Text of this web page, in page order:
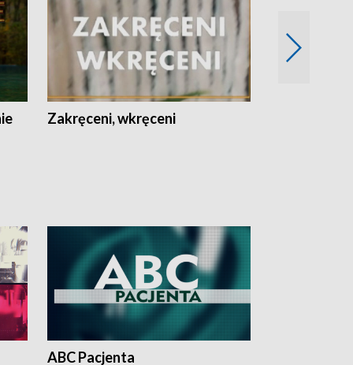
Zakręceni, wkręceni
ABC Pacjenta